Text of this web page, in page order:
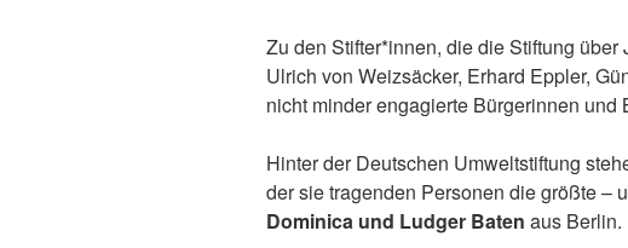
Zu den Stifter*innen, die die Stiftung
Ulrich von Weizsäcker, Erhard Eppler,
nicht minder engagierte Bürgerinnen und
Hinter der Deutschen Umweltstiftung
der sie tragenden Personen die größte –
Dominica und Ludger Baten aus Berlin.